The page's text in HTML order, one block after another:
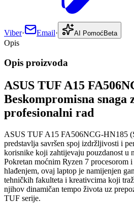
Viber· Email· AI Pomoć Beta
Opis
Opis proizvoda
ASUS TUF A15
Beskompromisna snaga
profesionalni rad
ASUS TUF A15 FA506NCG-HN185
predstavlja savršen spoj izdržljivosti i
korisnike koji zahtijevaju pouzdanost u
Pokretan moćnim Ryzen 7 procesorom
hlađenjem, ovaj laptop je namijenjen
tehničkih fakulteta i kreativcima koji
njihov dinamičan tempo života uz
TUF serije.